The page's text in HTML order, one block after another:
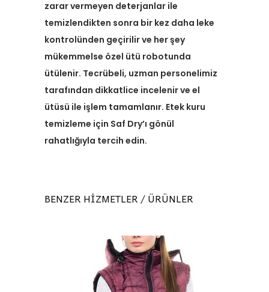
zarar vermeyen deterjanlar ile
temizlendikten sonra bir kez daha leke
kontrolünden geçirilir ve her şey
mükemmelse özel ütü robotunda
ütülenir. Tecrübeli, uzman personelimiz
tarafından dikkatlice incelenir ve el
ütüsü ile işlem tamamlanır. Etek kuru
temizleme için Saf Dry’ı gönül
rahatlığıyla tercih edin.
BENZER HİZMETLER / ÜRÜNLER